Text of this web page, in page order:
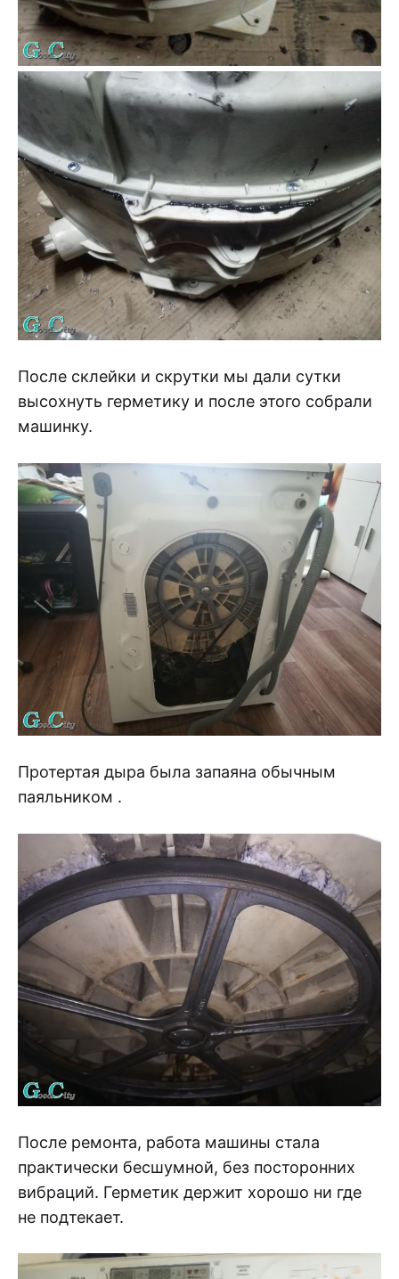
После склейки и скрутки мы дали сутки
высохнуть герметику и после этого собрали
машинку.
Протертая дыра была запаяна обычным
паяльником .
После ремонта, работа машины стала
практически бесшумной, без посторонних
вибраций. Герметик держит хорошо ни где
не подтекает.